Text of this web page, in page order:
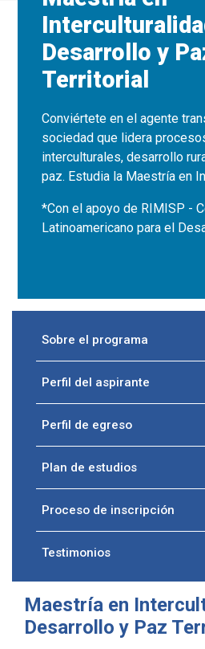
Desarrollo y
Territorial
Conviértete en el agente
sociedad que lidera
interculturales, desarrollo
paz. Estudia la Maestría en
*Con el apoyo de RIMISP -
Latinoamericano para el
Sobre el programa
Perfil del aspirante
Perfil de egreso
Plan de estudios
Proceso de inscripción
Testimonios
Maestría en
Desarrollo y Paz